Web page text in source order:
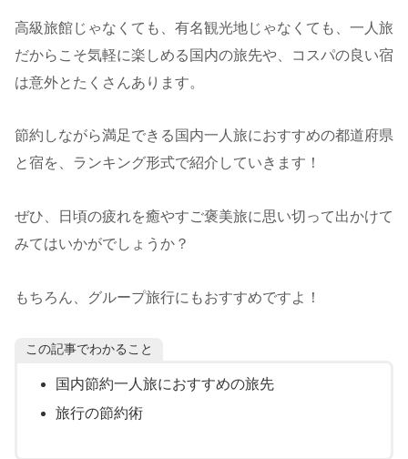
高級旅館じゃなくても、有名観光地じゃなくても、一人旅
だからこそ気軽に楽しめる国内の旅先や、コスパの良い宿
は意外とたくさんあります。
節約しながら満足できる国内一人旅におすすめの都道府県
と宿を、ランキング形式で紹介していきます！
ぜひ、日頃の疲れを癒やすご褒美旅に思い切って出かけて
みてはいかがでしょうか？
もちろん、グループ旅行にもおすすめですよ！
この記事でわかること
国内節約一人旅におすすめの旅先
旅行の節約術